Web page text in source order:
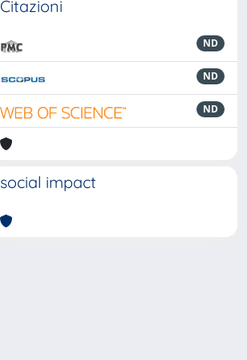
Citazioni
ND
ND
ND
social impact